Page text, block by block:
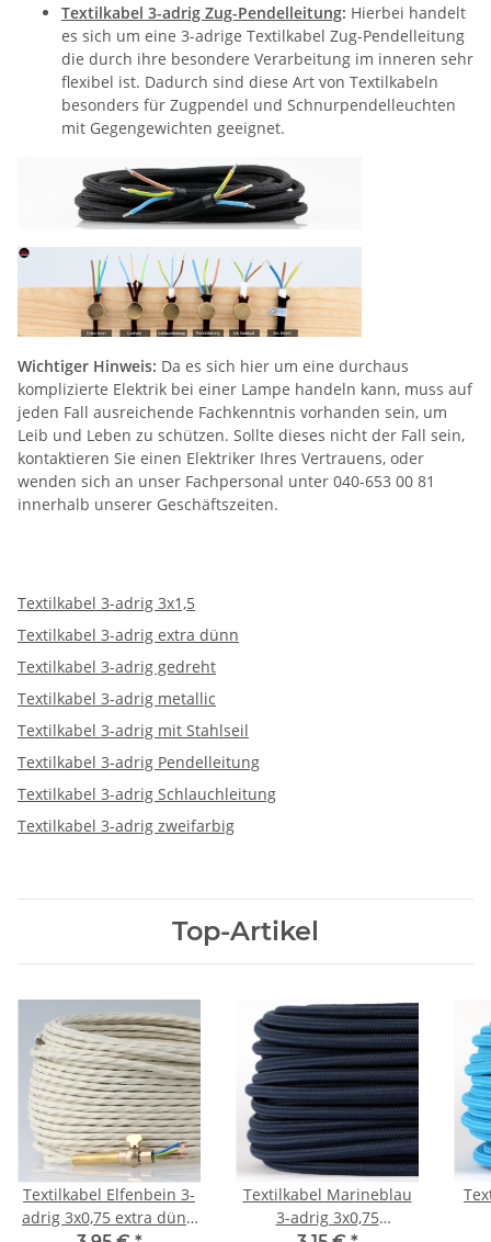
Textilkabel 3-adrig Zug-Pendelleitung: Hierbei handelt
es sich um eine 3-adrige Textilkabel Zug-Pendelleitung
die durch ihre besondere Verarbeitung im inneren sehr
flexibel ist. Dadurch sind diese Art von Textilkabeln
besonders für Zugpendel und Schnurpendelleuchten
mit Gegengewichten geeignet.
Wichtiger Hinweis: Da es sich hier um eine durchaus
komplizierte Elektrik bei einer Lampe handeln kann, muss auf
jeden Fall ausreichende Fachkenntnis vorhanden sein, um
Leib und Leben zu schützen. Sollte dieses nicht der Fall sein,
kontaktieren Sie einen Elektriker Ihres Vertrauens, oder
wenden sich an unser Fachpersonal unter 040-653 00 81
innerhalb unserer Geschäftszeiten.
Textilkabel 3-adrig 3x1,5
Textilkabel 3-adrig extra dünn
Textilkabel 3-adrig gedreht
Textilkabel 3-adrig metallic
Textilkabel 3-adrig mit Stahlseil
Textilkabel 3-adrig Pendelleitung
Textilkabel 3-adrig Schlauchleitung
Textilkabel 3-adrig zweifarbig
Top-Artikel
Textilkabel Elfenbein 3-
adrig 3x0,75 extra dünn
Textilkabel Marineblau
3-adrig 3x0,75